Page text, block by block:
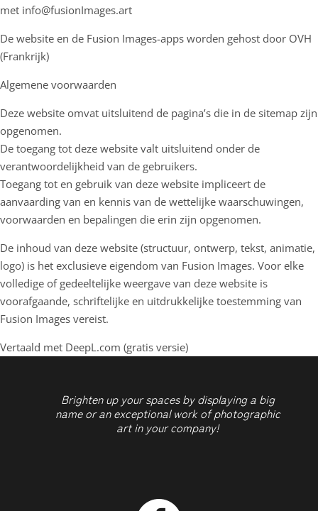
met info@fusionImages.art
De website en de Fusion Images-apps worden gehost door OVH
(Frankrijk)
Algemene voorwaarden
Deze website omvat uitsluitend de pagina’s die in de sitemap zijn
opgenomen.
De toegang tot deze website valt uitsluitend onder de
verantwoordelijkheid van de gebruikers.
Toegang tot en gebruik van deze website impliceert de
aanvaarding van en kennis van de wettelijke waarschuwingen,
voorwaarden en bepalingen die erin zijn opgenomen.
De inhoud van deze website (structuur, ontwerp, tekst, animatie,
logo) is het exclusieve eigendom van Fusion Images. Voor elke
volledige of gedeeltelijke weergave van deze website is
voorafgaande, schriftelijke en uitdrukkelijke toestemming van
Fusion Images vereist.
Vertaald met DeepL.com (gratis versie)
Brighten up your spaces by displaying a big
name or an exceptional work of photographic
art in your company!